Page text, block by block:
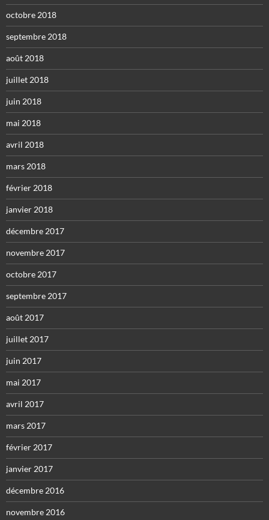
octobre 2018
septembre 2018
août 2018
juillet 2018
juin 2018
mai 2018
avril 2018
mars 2018
février 2018
janvier 2018
décembre 2017
novembre 2017
octobre 2017
septembre 2017
août 2017
juillet 2017
juin 2017
mai 2017
avril 2017
mars 2017
février 2017
janvier 2017
décembre 2016
novembre 2016